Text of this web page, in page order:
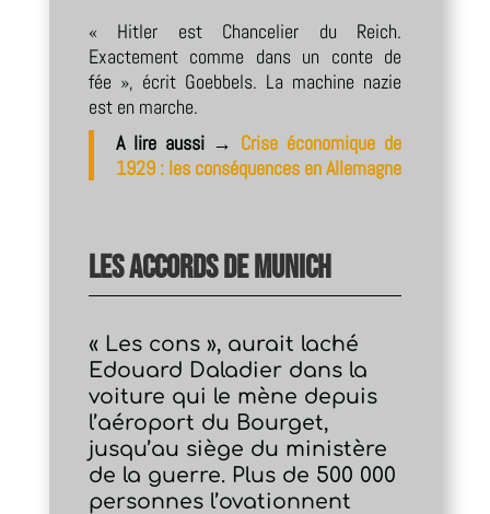
« Hitler est Chancelier du Reich.
Exactement comme dans un conte de
fée », écrit Goebbels. La machine nazie
est en marche.
A lire aussi → Crise économique de
1929 : les conséquences en Allemagne
Les Accords de Munich
« Les cons », aurait laché
Edouard Daladier dans la
voiture qui le mène depuis
l’aéroport du Bourget,
jusqu’au siège du ministère
de la guerre. Plus de 500 000
personnes l’ovationnent